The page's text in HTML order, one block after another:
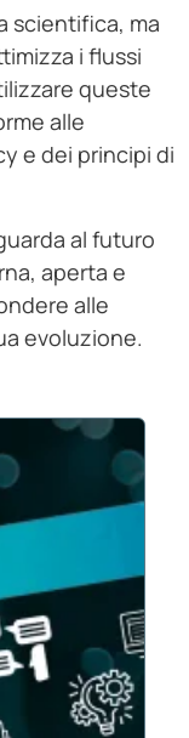
scientifica, ma
i flussi
queste
alle
e dei principi di
al futuro
aperta e
alle
evoluzione.